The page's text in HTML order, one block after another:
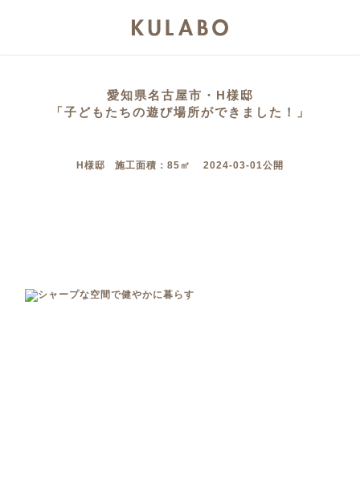
愛知県名古屋市・H様邸
「子どもたちの遊び場所ができました！」
H様邸 施工面積：85㎡ 2024-03-01公開